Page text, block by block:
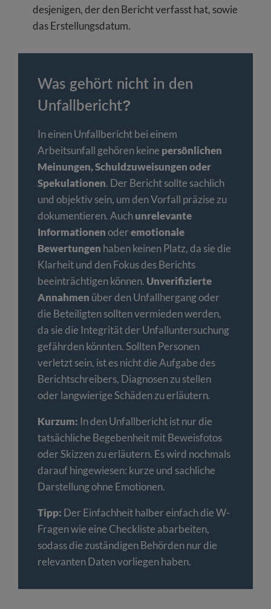
desjenigen, der den Bericht verfasst hat, sowie
das Erstellungsdatum.
Was gehört nicht in den
Unfallbericht?
In einen Unfallbericht bei einem
Arbeitsunfall gehören keine persönlichen
Meinungen, Schuldzuweisungen oder
Spekulationen. Der Bericht sollte sachlich
und objektiv sein, um den Vorfall präzise zu
dokumentieren. Auchunrelevante
Informationenoderemotionale
Bewertungen haben keinen Platz, da sie die
Klarheit und den Fokus des Berichts
beeinträchtigen können. Unverifizierte
Annahmen über den Unfallhergang oder
die Beteiligten sollten vermieden werden,
da sie die Integrität der Unfalluntersuchung
gefährden könnten. Sollten Personen
verletzt sein, ist es nicht die Aufgabe des
Berichtschreibers, Diagnosen zu stellen
oder langwierige Schäden zu erläutern.
Kurzum: In den Unfallbericht ist nur die
tatsächliche Begebenheit mit Beweisfotos
oder Skizzen zu erläutern. Es wird nochmals
darauf hingewiesen: kurze und sachliche
Darstellung ohne Emotionen.
Tipp: Der Einfachheit halber einfach die W-
Fragen wie eine Checkliste abarbeiten,
sodass die zuständigen Behörden nur die
relevanten Daten vorliegen haben.